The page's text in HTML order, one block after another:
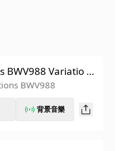
BWV988 Variatio 9.
1 Clav.
BWV988
背景音樂